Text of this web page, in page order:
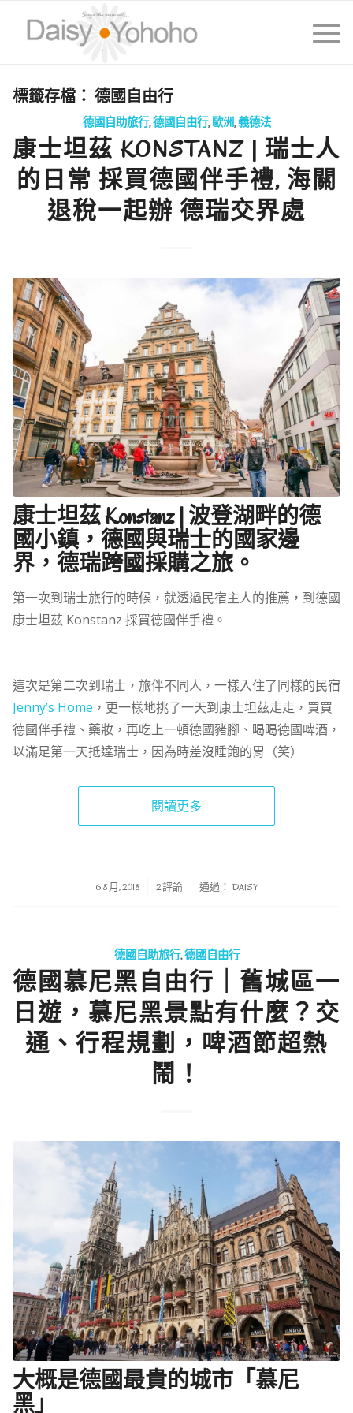
標籤存檔： 德國自由行
德國自助旅行,德國自由行,歐洲,義德法
康士坦茲 KONSTANZ | 瑞士人
的日常 採買德國伴手禮, 海關
退稅一起辦 德瑞交界處
康士坦茲 Konstanz | 波登湖畔的德
國小鎮，德國與瑞士的國家邊
界，德瑞跨國採購之旅。
第一次到瑞士旅行的時候，就透過民宿主人的推薦，到德國
康士坦茲 Konstanz 採買德國伴手禮。
這次是第二次到瑞士，旅伴不同人，一樣入住了同樣的民宿
Jenny’s Home ，更一樣地挑了一天到康士坦茲走走，買買
德國伴手禮、藥妝，再吃上一頓德國豬腳、喝喝德國啤酒，
以滿足第一天抵達瑞士，因為時差沒睡飽的胃（笑）
閱讀更多
6 8 月, 2018
/ 2 評論 通過： DAISY
德國自助旅行,德國自由行
德國慕尼黑自由行｜舊城區一
日遊，慕尼黑景點有什麼？交
通、行程規劃，啤酒節超熱
鬧！
大概是德國最貴的城市「慕尼
黑」